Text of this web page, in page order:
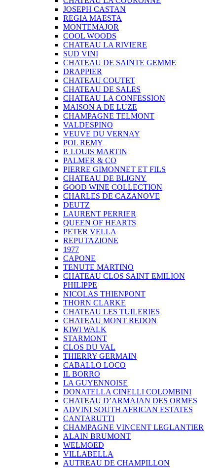
JOSEPH CASTAN
REGIA MAESTA
MONTEMAJOR
COOL WOODS
CHATEAU LA RIVIERE
SUD VINI
CHATEAU DE SAINTE GEMME
DRAPPIER
CHATEAU COUTET
CHATEAU DE SALES
CHATEAU LA CONFESSION
MAISON A DE LUZE
CHAMPAGNE TELMONT
VALDESPINO
VEUVE DU VERNAY
POL REMY
P. LOUIS MARTIN
PALMER & CO
PIERRE GIMONNET ET FILS
CHATEAU DE BLIGNY
GOOD WINE COLLECTION
CHARLES DE CAZANOVE
DEUTZ
LAURENT PERRIER
QUEEN OF HEARTS
PETER VELLA
REPUTAZIONE
1977
CAPONE
TENUTE MARTINO
CHATEAU CLOS SAINT EMILION
PHILIPPE
NICOLAS THIENPONT
THORN CLARKE
CHATEAU LES TUILERIES
CHATEAU MONT REDON
KIWI WALK
STARMONT
CLOS DU VAL
THIERRY GERMAIN
CABALLO LOCO
IL BORRO
LA GUYENNOISE
DONATELLA CINELLI COLOMBINI
CHATEAU D’ARMAJAN DES ORMES
ADVINI SOUTH AFRICAN ESTATES
CANTARUTTI
CHAMPAGNE VINCENT LEGLANTIER
ALAIN BRUMONT
WELMOED
VILLABELLA
AUTREAU DE CHAMPILLON